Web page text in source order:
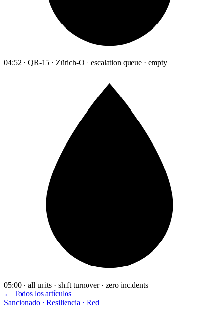
04:52 · QR-15 · Zürich-O · escalation queue · empty
05:00 · all units · shift turnover · zero incidents
← Todos los artículos
Sancionado · Resiliencia · Red